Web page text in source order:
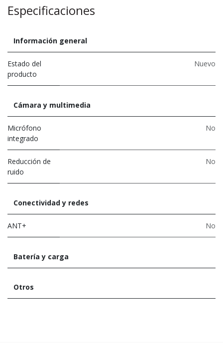
Especificaciones
Información general
Estado del
producto
Nuevo
Cámara y multimedia
Micrófono
integrado
No
Reducción de
ruido
No
Conectividad y redes
ANT+ No
Batería y carga
Otros